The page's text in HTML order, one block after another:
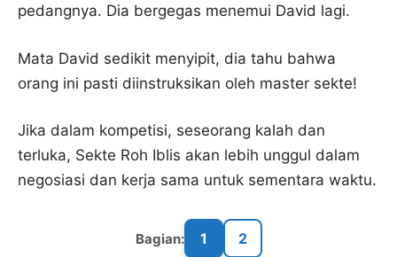
pedangnya. Dia bergegas menemui David lagi.
Mata David sedikit menyipit, dia tahu bahwa
orang ini pasti diinstruksikan oleh master sekte!
Jika dalam kompetisi, seseorang kalah dan
terluka, Sekte Roh Iblis akan lebih unggul dalam
negosiasi dan kerja sama untuk sementara waktu.
Bagian: 1 2